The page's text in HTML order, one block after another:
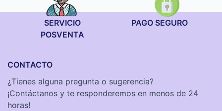
SERVICIO
POSVENTA
PAGO SEGURO
CONTACTO
¿Tienes alguna pregunta o sugerencia?
¡Contáctanos y te responderemos en menos de 24
horas!